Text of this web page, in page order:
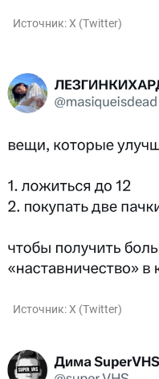
Источник:X (Twitter)
Источник:X (Twitter)